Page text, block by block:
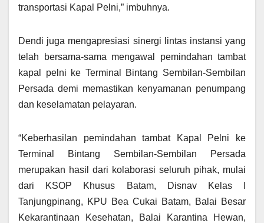
transportasi Kapal Pelni,” imbuhnya.
Dendi juga mengapresiasi sinergi lintas instansi yang
telah bersama-sama mengawal pemindahan tambat
kapal pelni ke Terminal Bintang Sembilan-Sembilan
Persada demi memastikan kenyamanan penumpang
dan keselamatan pelayaran.
“Keberhasilan pemindahan tambat Kapal Pelni ke
Terminal Bintang Sembilan-Sembilan Persada
merupakan hasil dari kolaborasi seluruh pihak, mulai
dari KSOP Khusus Batam, Disnav Kelas I
Tanjungpinang, KPU Bea Cukai Batam, Balai Besar
Kekarantinaan Kesehatan, Balai Karantina Hewan,